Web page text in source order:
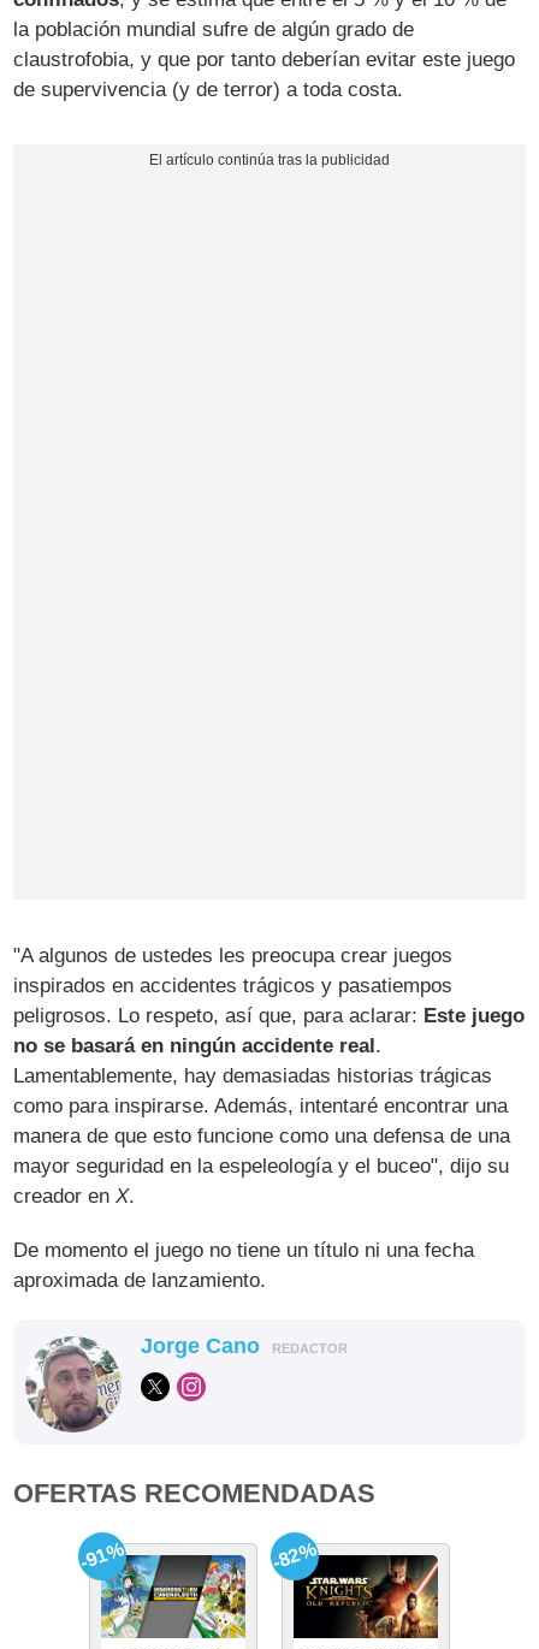
la población mundial sufre de algún grado de
claustrofobia, y que por tanto deberían evitar este juego
de supervivencia (y de terror) a toda costa.
"A algunos de ustedes les preocupa crear juegos
inspirados en accidentes trágicos y pasatiempos
peligrosos. Lo respeto, así que, para aclarar: Este juego
no se basará en ningún accidente real.
Lamentablemente, hay demasiadas historias trágicas
como para inspirarse. Además, intentaré encontrar una
manera de que esto funcione como una defensa de una
mayor seguridad en la espeleología y el buceo", dijo su
creador enX.
De momento el juego no tiene un título ni una fecha
aproximada de lanzamiento.
Jorge Cano REDACTOR
OFERTAS RECOMENDADAS
-91% -82%